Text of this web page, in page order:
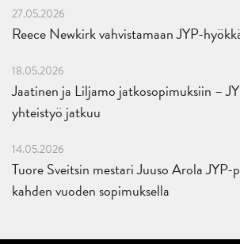
27.05.2026
Reece Newkirk vahvistamaan JYP-
18.05.2026
Jaatinen ja Liljamo jatkosopimuksiin –
yhteistyö jatkuu
14.05.2026
Tuore Sveitsin mestari Juuso Arola JYP-
kahden vuoden sopimuksella